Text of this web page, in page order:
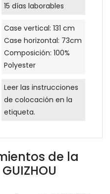
15 días laborables
Case vertical: 131 cm
Case horizontal: 73cm
Composición: 100%
Polyester
Leer las instrucciones
de colocación en la
etiqueta.
de la
GUIZHOU